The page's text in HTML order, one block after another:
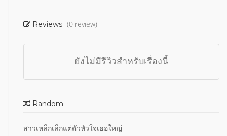
Reviews (0 review)
ยังไม่มีรีวิวสำหรับเรื่องนี้
Random
สาวเหล็กเล็กแต่ตัวหัวใจเธอใหญ่